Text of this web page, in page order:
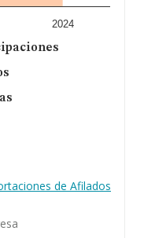
de media son 8. La
de 24 años.
se dedica a la
fabricación,
de cuchillas para
sus
industria del papel,
plastico. En
la provincia de
frente al
en el
un retroceso.
2024
de Afilados